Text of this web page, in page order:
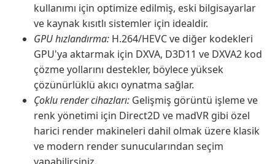
kullanımı için optimize edilmiş, eski bilgisayarlar
ve kaynak kısıtlı sistemler için idealdir.
GPU hızlandırma: H.264/HEVC ve diğer kodekleri
GPU'ya aktarmak için DXVA, D3D11 ve DXVA2 kod
çözme yollarını destekler, böylece yüksek
çözünürlüklü akıcı oynatma sağlar.
Çoklu render cihazları: Gelişmiş görüntü işleme ve
renk yönetimi için Direct2D ve madVR gibi özel
harici render makineleri dahil olmak üzere klasik
ve modern render sunucularından seçim